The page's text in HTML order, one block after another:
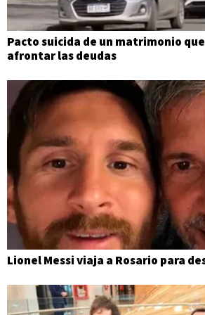
Pacto suicida de un matrimonio
afrontar las deudas
Lionel Messi viaja a Rosario para